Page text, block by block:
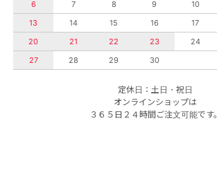
6
7 8 9 10
13
14 15 16 17
20
21 22 23 24
27
28 29 30
定休日：土日・祝日
オンラインショップは
３６５日２４時間ご注文可能です。